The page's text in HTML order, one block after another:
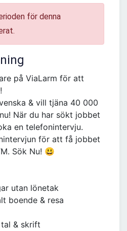
för denna
på ViaLarm för att
& vill tjäna 40 000
När du har sökt jobbet
en telefonintervju.
för att få jobbet
Sök Nu! 😃
utan lönetak
boende & resa
tal & skrift